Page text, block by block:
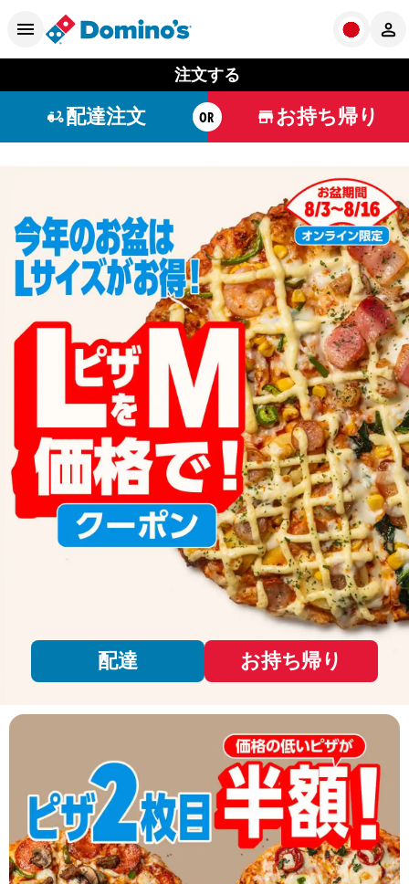
注文する
配達注文 OR お持ち帰り
配達 お持ち帰り